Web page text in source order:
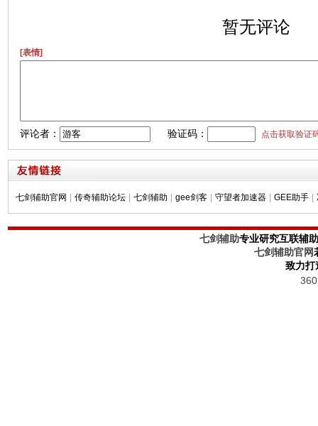
暂无评论
[表情]
评论者： 验证码： 点击获取验证
七剑辅助官网 传奇辅助论坛 七剑辅助 gee剑客 守望者加速器 GEE助手
七剑辅助专业研究互联辅
七剑辅助官网
致力打